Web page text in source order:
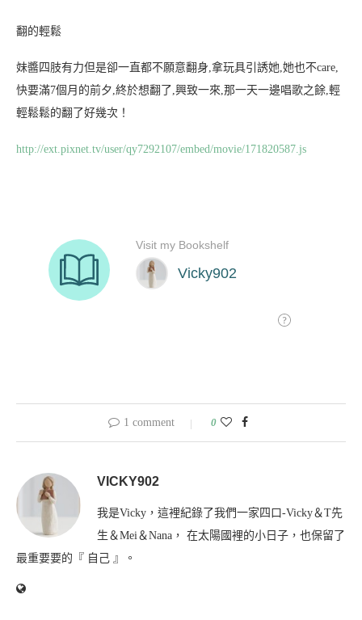
翻的輕鬆
妹醬四肢有力但是卻一直都不願意翻身,拿玩具引誘她,她也不care,
快要滿7個月的前夕,終於想翻了,興致一來,那一天一邊唱歌之餘,輕
輕鬆鬆的翻了好幾次！
http://ext.pixnet.tv/user/qy7292107/embed/movie/171820587.js
1 comment 0
VICKY902
我是Vicky，這裡紀錄了我們一家四口-Vicky＆T先
生＆Mei＆Nana， 在太陽國裡的小日子，也保留了
最重要要的『 自己 』。